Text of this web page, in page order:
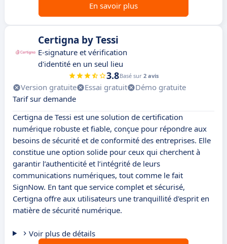
En savoir plus
Certigna by Tessi
E-signature et vérification
d'identité en un seul lieu
3.8Basé sur 2 avis
Version gratuite Essai gratuit
Démo gratuite
Tarif sur demande
Certigna de Tessi est une solution de certification
numérique robuste et fiable, conçue pour répondre aux
besoins de sécurité et de conformité des entreprises. Elle
constitue une option solide pour ceux qui cherchent à
garantir l’authenticité et l’intégrité de leurs
communications numériques, tout comme le fait
SignNow. En tant que service complet et sécurisé,
Certigna offre aux utilisateurs une tranquillité d'esprit en
matière de sécurité numérique.
Voir plus de détails